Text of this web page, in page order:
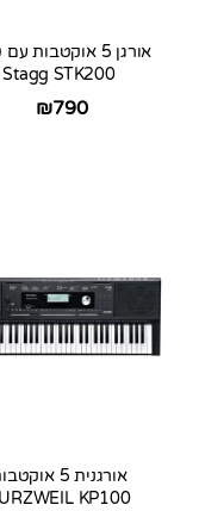
אורגן 5 אוקטבות
Stagg STK200
₪790
אורגנית 5
KP100